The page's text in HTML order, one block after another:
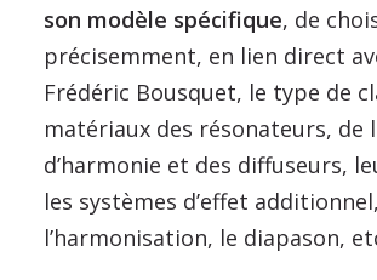
son modèle spécifique, de
précisemment, en lien direct
Frédéric Bousquet, le type de
matériaux des résonateurs, de
d’harmonie et des diffuseurs,
les systèmes d’effet additionnel,
l’harmonisation, le diapason,